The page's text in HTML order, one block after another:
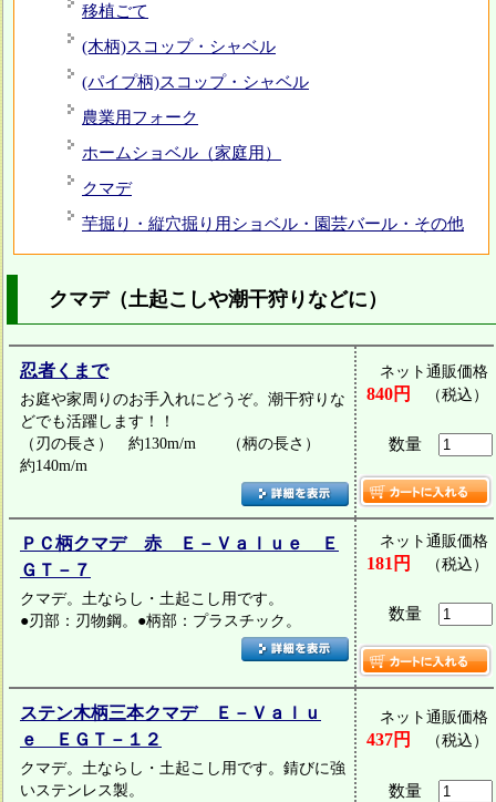
移植ごて
(木柄)スコップ・シャベル
(パイプ柄)スコップ・シャベル
農業用フォーク
ホームショベル（家庭用）
クマデ
芋掘り・縦穴掘り用ショベル・園芸バール・その他
クマデ（土起こしや潮干狩りなどに）
忍者くまで
お庭や家周りのお手入れにどうぞ。潮干狩りな
どでも活躍します！！
（刃の長さ） 約130m/m （柄の長さ）
約140m/m
ネット通販価格
840円 （税込）
数量
ＰＣ柄クマデ 赤 Ｅ－Ｖａｌｕｅ Ｅ
ＧＴ－７
クマデ。土ならし・土起こし用です。
●刃部：刃物鋼。●柄部：プラスチック。
ネット通販価格
181円 （税込）
数量
ステン木柄三本クマデ Ｅ－Ｖａｌｕ
ｅ ＥＧＴ－１２
クマデ。土ならし・土起こし用です。錆びに強
いステンレス製。
ネット通販価格
437円 （税込）
数量